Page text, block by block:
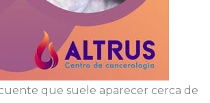
que suele aparecer cerca de